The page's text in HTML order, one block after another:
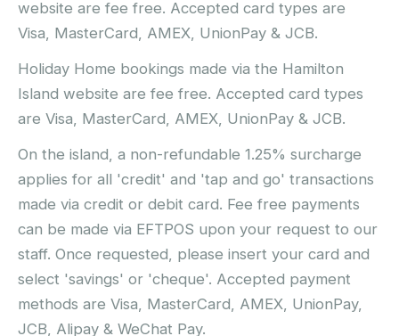
website are fee free. Accepted card types are
Visa, MasterCard, AMEX, UnionPay & JCB.
Holiday Home bookings made via the Hamilton
Island website are fee free. Accepted card types
are Visa, MasterCard, AMEX, UnionPay & JCB.
On the island, a non-refundable 1.25% surcharge
applies for all 'credit' and 'tap and go' transactions
made via credit or debit card. Fee free payments
can be made via EFTPOS upon your request to our
staff. Once requested, please insert your card and
select 'savings' or 'cheque'. Accepted payment
methods are Visa, MasterCard, AMEX, UnionPay,
JCB, Alipay & WeChat Pay.